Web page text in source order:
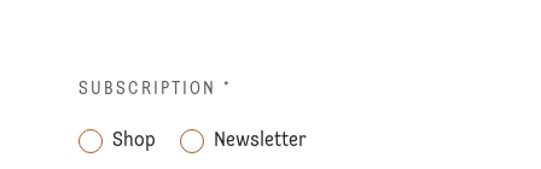
SUBSCRIPTION *
Shop Newsletter